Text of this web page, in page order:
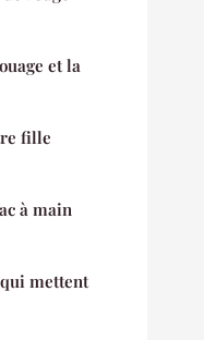
et la
fille
à main
mettent